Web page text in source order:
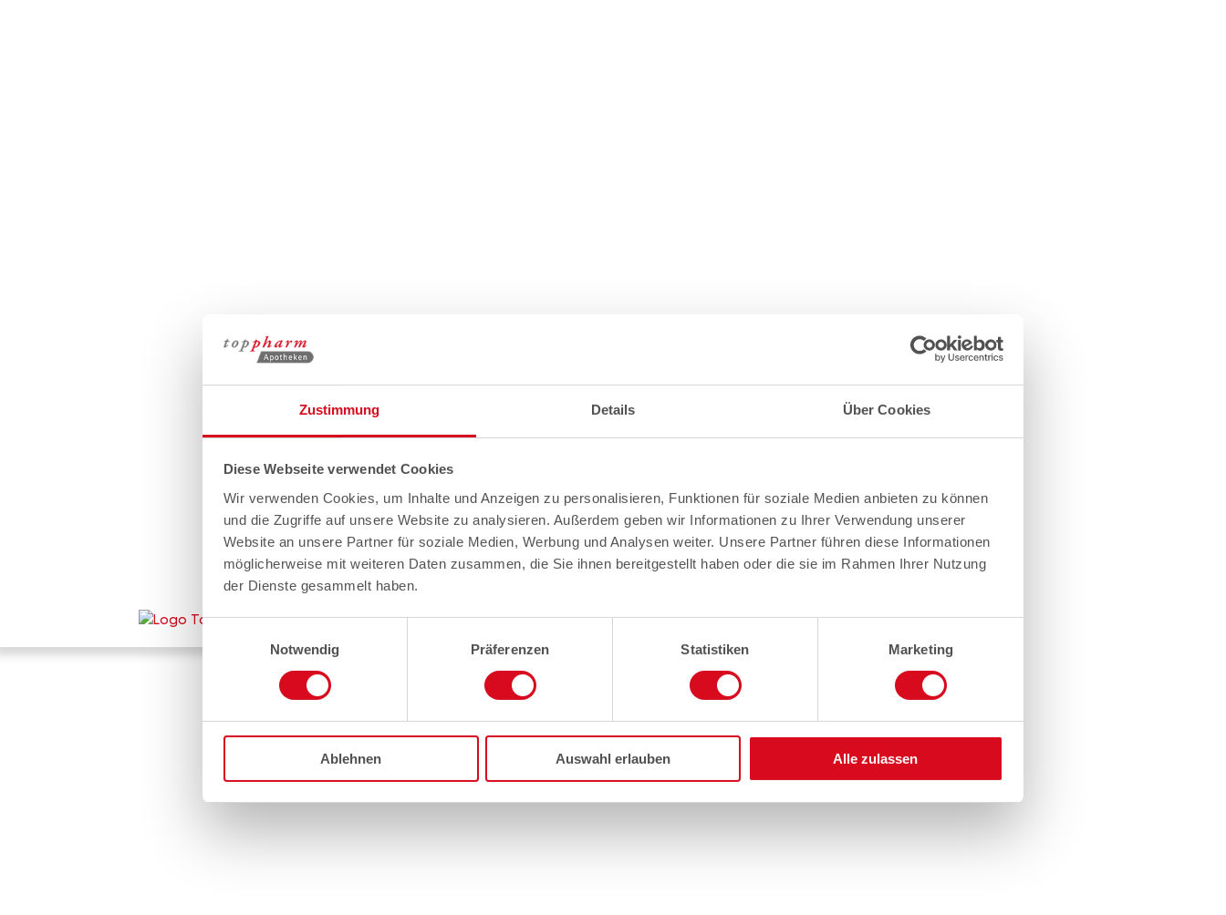
Zustimmung Details Über Cookies
Diese Webseite verwendet Cookies
Wir verwenden Cookies, um Inhalte und Anzeigen zu personalisieren, Funktionen für soziale Medien anbieten zu können
und die Zugriffe auf unsere Website zu analysieren. Außerdem geben wir Informationen zu Ihrer Verwendung unserer
Website an unsere Partner für soziale Medien, Werbung und Analysen weiter. Unsere Partner führen diese Informationen
möglicherweise mit weiteren Daten zusammen, die Sie ihnen bereitgestellt haben oder die sie im Rahmen Ihrer Nutzung
der Dienste gesammelt haben.
Einwilligungsauswahl
Notwendig
Präferenzen Statistiken Marketing
Ablehnen Auswahl erlauben Alle zulassen